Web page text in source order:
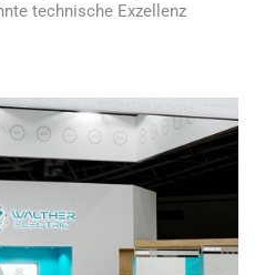
technische Exzellenz